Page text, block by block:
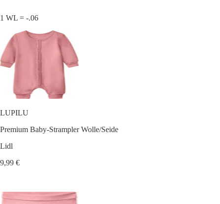
1 WL = -.06
LUPILU
Premium Baby-Strampler Wolle/Seide
Lidl
9,99 €